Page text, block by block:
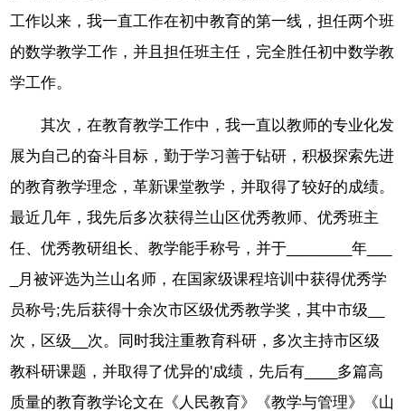
工作以来，我一直工作在初中教育的第一线，担任两个班
的数学教学工作，并且担任班主任，完全胜任初中数学教
学工作。
其次，在教育教学工作中，我一直以教师的专业化发
展为自己的奋斗目标，勤于学习善于钻研，积极探索先进
的教育教学理念，革新课堂教学，并取得了较好的成绩。
最近几年，我先后多次获得兰山区优秀教师、优秀班主
任、优秀教研组长、教学能手称号，并于________年___
_月被评选为兰山名师，在国家级课程培训中获得优秀学
员称号;先后获得十余次市区级优秀教学奖，其中市级__
次，区级__次。同时我注重教育科研，多次主持市区级
教科研课题，并取得了优异的'成绩，先后有____多篇高
质量的教育教学论文在《人民教育》《教学与管理》《山